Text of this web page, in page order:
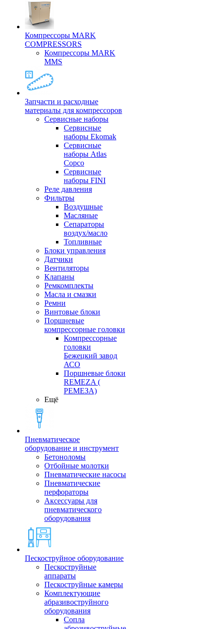
Компрессоры MARK
COMPRESSORS
Компрессоры MARK
MMS
Запчасти и расходные
материалы для компрессоров
Cервисные наборы
Сервисные
наборы Ekomak
Cервисные
наборы Atlas
Copco
Сервисные
наборы FINI
Реле давления
Фильтры
Воздушные
Масляные
Сепараторы
воздух/масло
Топливные
Блоки управления
Датчики
Вентиляторы
Клапаны
Ремкомплекты
Масла и смазки
Ремни
Винтовые блоки
Поршневые
компрессорные головки
Компрессорные
головки
Бежецкий завод
АСО
Поршневые блоки
REMEZA (
РЕМЕЗА)
Ещё
Пневматическое
оборудование и инструмент
Бетоноломы
Отбойные молотки
Пневматические насосы
Пневматические
перфораторы
Аксессуары для
пневматического
оборудования
Пескоструйное оборудование
Пескоструйные
аппараты
Пескоструйные камеры
Комплектующие
абразивоструйного
оборудования
Сопла